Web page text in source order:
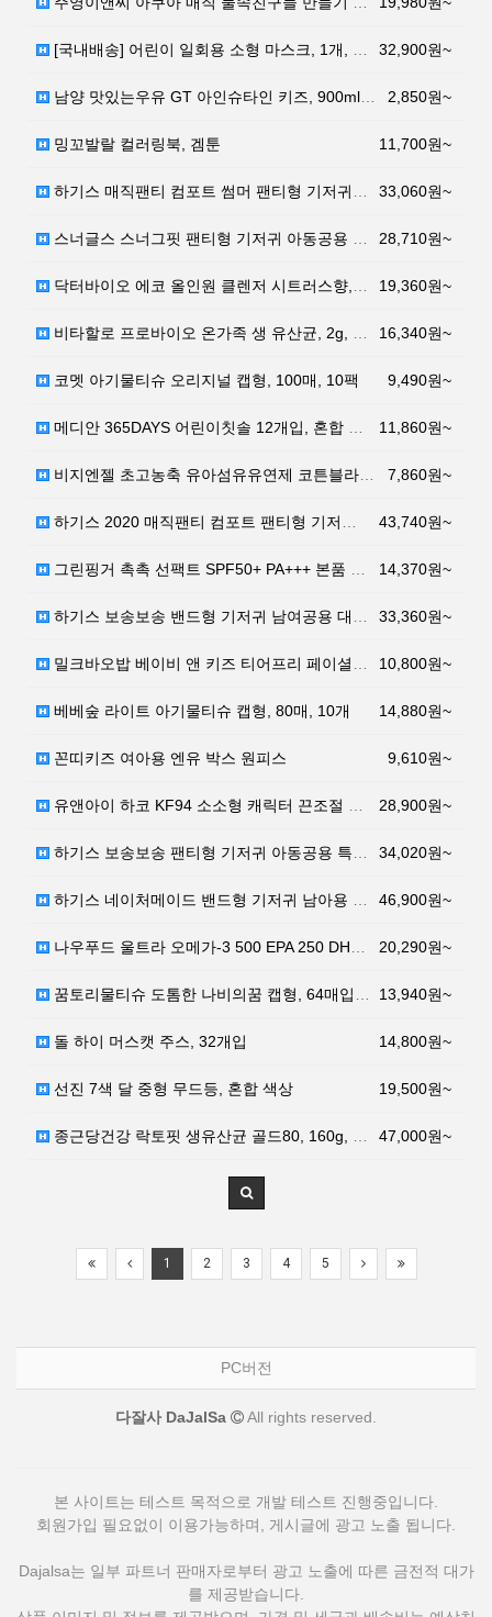
32,900원~
[국내배송] 어린이 일회용 소형 마스크, 1개, 50매
2,850원~
남양 맛있는우유 GT 아인슈타인 키즈, 900ml, 1…
11,700원~
밍꼬발랄 컬러링북, 겜툰
33,060원~
하기스 매직팬티 컴포트 썸머 팬티형 기저귀 대형 4단계…
28,710원~
스너글스 스너그핏 팬티형 기저귀 아동공용 특대형 XL …
19,360원~
닥터바이오 에코 올인원 클렌저 시트러스향, 500ml,…
16,340원~
비타할로 프로바이오 온가족 생 유산균, 2g, 150포
9,490원~
코멧 아기물티슈 오리지널 캡형, 100매, 10팩
11,860원~
메디안 365DAYS 어린이칫솔 12개입, 혼합 색상,…
7,860원~
비지엔젤 초고농축 유아섬유유연제 코튼블라썸, 1.2L,…
43,740원~
하기스 2020 매직팬티 컴포트 팬티형 기저귀 남아용 …
14,370원~
그린핑거 촉촉 선팩트 SPF50+ PA+++ 본품 16…
33,360원~
하기스 보송보송 밴드형 기저귀 남여공용 대형 4단계(1…
10,800원~
밀크바오밥 베이비 앤 키즈 티어프리 페이셜 폼 오렌지향…
14,880원~
베베숲 라이트 아기물티슈 캡형, 80매, 10개
9,610원~
꼰띠키즈 여아용 엔유 박스 원피스
28,900원~
유앤아이 하코 KF94 소소형 캐릭터 끈조절 미세먼지 …
34,020원~
하기스 보송보송 팬티형 기저귀 아동공용 특대형 5단계(…
46,900원~
하기스 네이처메이드 밴드형 기저귀 남아용 소형 2단계(…
20,290원~
나우푸드 울트라 오메가-3 500 EPA 250 DHA…
13,940원~
꿈토리물티슈 도톰한 나비의꿈 캡형, 64매입, 20개
14,800원~
돌 하이 머스캣 주스, 32개입
19,500원~
선진 7색 달 중형 무드등, 혼합 색상
47,000원~
종근당건강 락토핏 생유산균 골드80, 160g, 3개
1 2 3 4 5
PC버전
다잘사 DaJalSa All rights reserved.
본 사이트는 테스트 목적으로 개발 테스트 진행중입니다.
회원가입 필요없이 이용가능하며, 게시글에 광고 노출 됩니다.
Dajalsa는 일부 파트너 판매자로부터 광고 노출에 따른 금전적 대가
를 제공받습니다.